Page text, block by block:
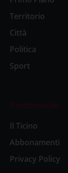
Territorio
Città
Politica
Sport
Il settimanale
Il Ticino
Abbonamenti
Privacy Policy